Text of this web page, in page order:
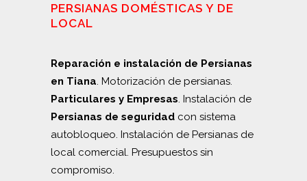
PERSIANAS DOMÉSTICAS Y DE
LOCAL
Reparación e instalación de Persianas
en Tiana. Motorización de persianas.
Particulares y Empresas. Instalación de
Persianas de seguridad con sistema
autobloqueo. Instalación de Persianas de
local comercial. Presupuestos sin
compromiso.